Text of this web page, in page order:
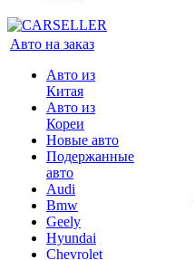
Авто на заказ
Авто из
Китая
Авто из
Кореи
Новые авто
Подержанные
авто
Audi
Bmw
Geely
Hyundai
Chevrolet